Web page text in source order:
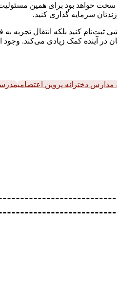
خواهد بود برای همین
سرمایه گذاری کنید.
کنید بلکه انتقال تجربه‌
در آینده کمک زیادی می‌کند.
دخترانه پروین اعتصامی